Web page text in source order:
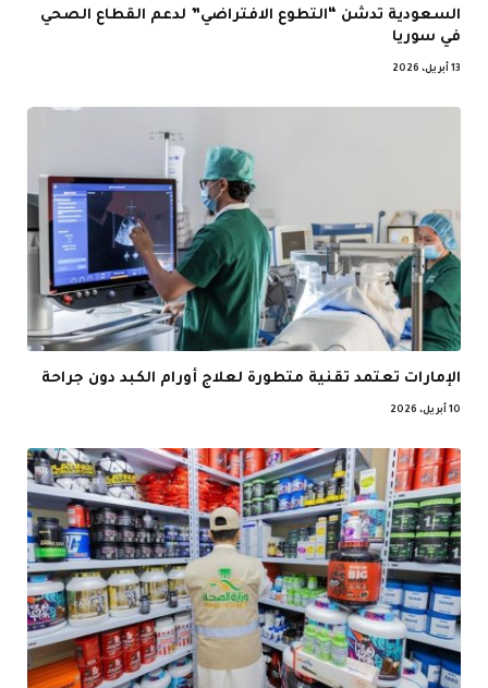
السعودية تدشن “التطوع الافتراضي” لدعم القطاع الصحي
في سوريا
13 أبريل، 2026
الإمارات تعتمد تقنية متطورة لعلاج أورام الكبد دون جراحة
10 أبريل، 2026